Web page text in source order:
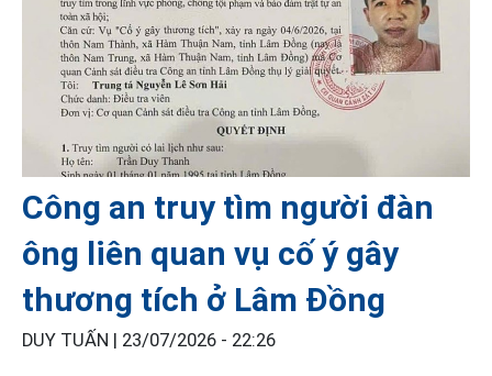
Công an truy tìm người đàn
ông liên quan vụ cố ý gây
thương tích ở Lâm Đồng
DUY TUẤN | 23/07/2026 - 22:26